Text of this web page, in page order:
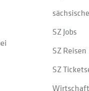
SZ Jobs
SZ Reisen
SZ